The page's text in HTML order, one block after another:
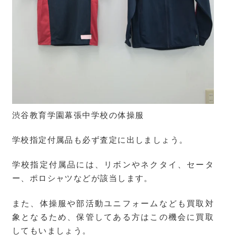
渋谷教育学園幕張中学校の体操服
学校指定付属品も必ず査定に出しましょう。
学校指定付属品には、リボンやネクタイ、セータ
ー、ポロシャツなどが該当します。
また、体操服や部活動ユニフォームなども買取対
象となるため、保管してある方はこの機会に買取
してもいましょう。